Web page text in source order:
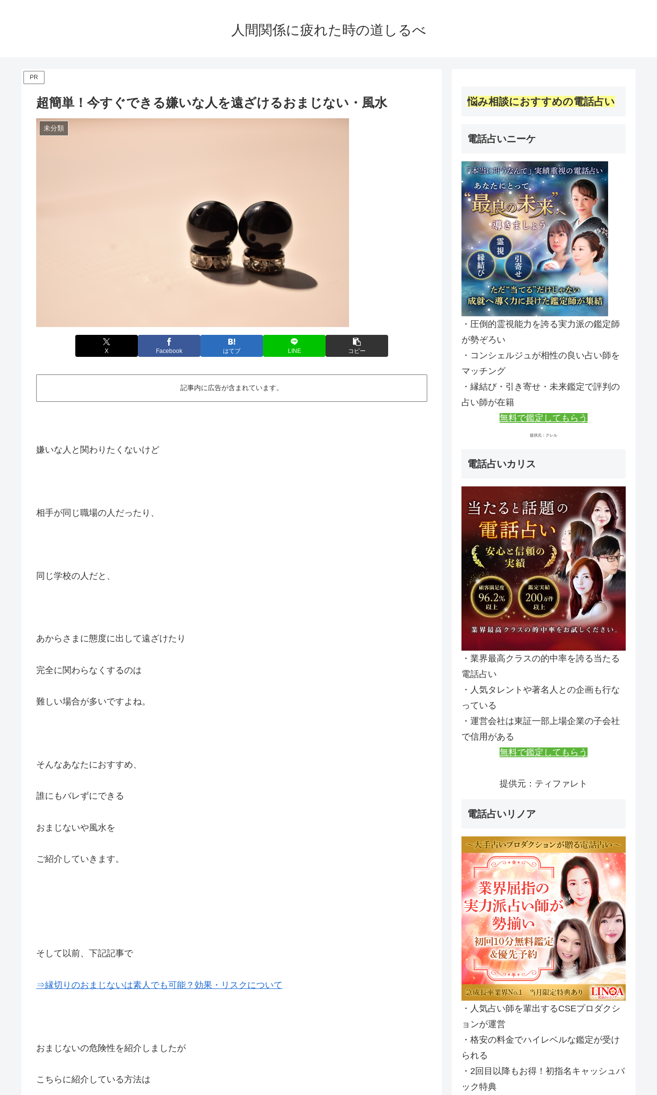
人間関係に疲れた時の道しるべ
PR
超簡単！今すぐできる嫌いな人を遠ざけるおまじない・風水
未分類
X Facebook はてブ LINE コピー
記事内に広告が含まれています。
嫌いな人と関わりたくないけど
相手が同じ職場の人だったり、
同じ学校の人だと、
あからさまに態度に出して遠ざけたり
完全に関わらなくするのは
難しい場合が多いですよね。
そんなあなたにおすすめ、
誰にもバレずにできる
おまじないや風水を
ご紹介していきます。
そして以前、下記記事で
⇒縁切りのおまじないは素人でも可能？効果・リスクについて
おまじないの危険性を紹介しましたが
こちらに紹介している方法は
悩み相談におすすめの電話占い
電話占いニーケ
・圧倒的霊視能力を誇る実力派の鑑定師
が勢ぞろい
・コンシェルジュが相性の良い占い師を
マッチング
・縁結び・引き寄せ・未来鑑定で評判の
占い師が在籍
無料で鑑定してもらう
提供元：クレル
電話占いカリス
・業界最高クラスの的中率を誇る当たる
電話占い
・人気タレントや著名人との企画も行な
っている
・運営会社は東証一部上場企業の子会社
で信用がある
無料で鑑定してもらう
提供元：ティファレト
電話占いリノア
・人気占い師を輩出するCSEプロダクシ
ョンが運営
・格安の料金でハイレベルな鑑定が受け
られる
・2回目以降もお得！初指名キャッシュバ
ック特典